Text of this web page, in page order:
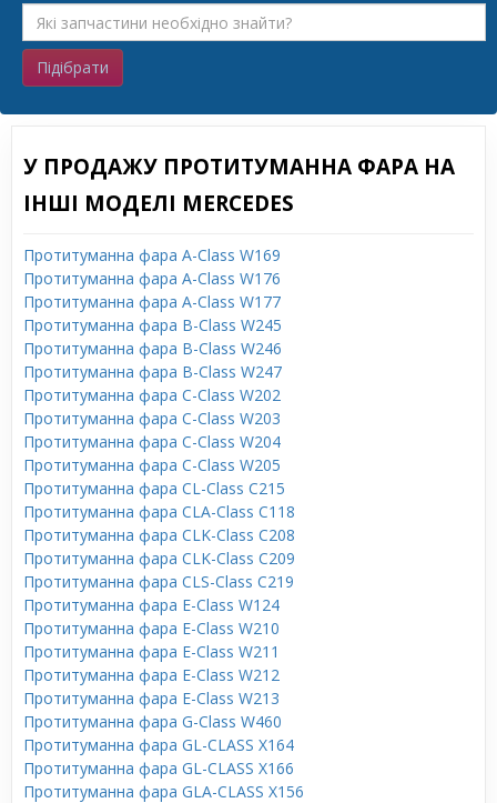
Підібрати
У ПРОДАЖУ ПРОТИТУМАННА ФАРА НА
ІНШІ МОДЕЛІ MERCEDES
Протитуманна фара A-Class W169
Протитуманна фара A-Class W176
Протитуманна фара A-Class W177
Протитуманна фара B-Class W245
Протитуманна фара B-Class W246
Протитуманна фара B-Class W247
Протитуманна фара C-Class W202
Протитуманна фара C-Class W203
Протитуманна фара C-Class W204
Протитуманна фара C-Class W205
Протитуманна фара CL-Class C215
Протитуманна фара CLA-Class C118
Протитуманна фара CLK-Class C208
Протитуманна фара CLK-Class C209
Протитуманна фара CLS-Class C219
Протитуманна фара E-Class W124
Протитуманна фара E-Class W210
Протитуманна фара E-Class W211
Протитуманна фара E-Class W212
Протитуманна фара E-Class W213
Протитуманна фара G-Class W460
Протитуманна фара GL-CLASS X164
Протитуманна фара GL-CLASS X166
Протитуманна фара GLA-CLASS X156